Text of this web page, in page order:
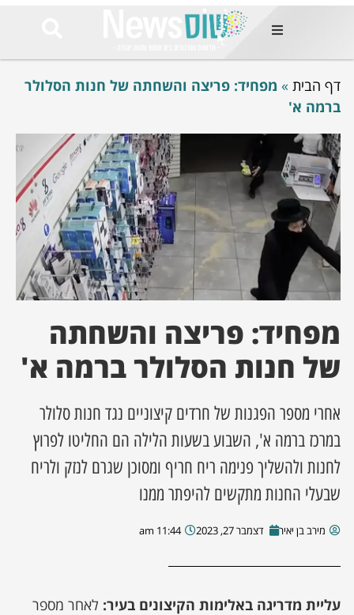
החמות
בימים
באזור
Et
odio
mauris, wisi
tortor
feugiat
ultricies
Congue
luctus, quam
השבוע
דף הבית » מפחיד: פריצה והשחתה של חנות הסלולר
ברמה א'
מפחיד: פריצה והשחתה
של חנות הסלולר ברמה א'
אחרי מספר הפגנות של חרדים קיצוניים נגד חנות סלולר
במרכז ברמה א', השבוע בשעות הלילה הם החליטו לפרוץ
לחנות ולהשליך פנימה ריח חריף ומסוכן שגרם לנזק ולריח
שבעלי החנות מתקשים להיפתר ממנו
מירב בן יאיר דצמבר 27, 2023 11:44 am
עליית מדריגה באלימות הקיצונים בעיר: לאחר מספר